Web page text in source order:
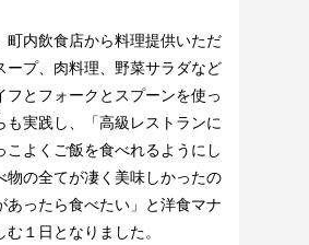
内飲食店から料理提供いただ
ープ、肉料理、野菜サラダなど
フとフォークとスプーンを使っ
も実践し、「高級レストランに
こよくご飯を食べれるようにし
物の全てが凄く美味しかったの
あったら食べたい」と洋食マナ
１日となりました。